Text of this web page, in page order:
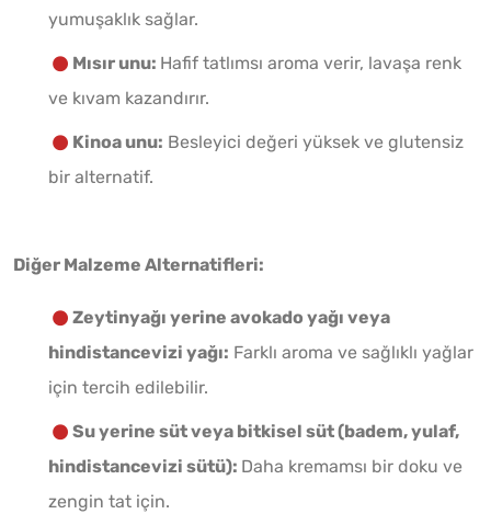
yumuşaklık sağlar.
Mısır unu: Hafif tatlımsı aroma verir, lavaşa renk
ve kıvam kazandırır.
Kinoa unu: Besleyici değeri yüksek ve glutensiz
bir alternatif.
Diğer Malzeme Alternatifleri:
Zeytinyağı yerine avokado yağı veya
hindistancevizi yağı: Farklı aroma ve sağlıklı yağlar
için tercih edilebilir.
Su yerine süt veya bitkisel süt (badem, yulaf,
hindistancevizi sütü): Daha kremamsı bir doku ve
zengin tat için.